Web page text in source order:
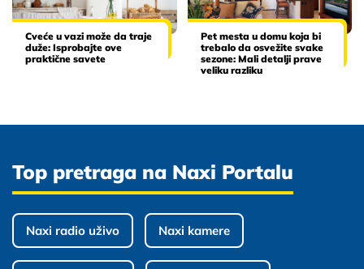
Cveće u vazi može da traje
duže: Isprobajte ove
praktične savete
Pet mesta u domu koja bi
trebalo da osvežite svake
sezone: Mali detalji prave
veliku razliku
Top pretraga na Naxi Portalu
Naxi radio uživo Naxi kamere